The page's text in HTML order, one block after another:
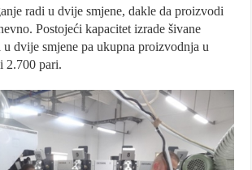
radi u dvije smjene, dakle da proizvodi
Postojeći kapacitet izrade šivane
u dvije smjene pa ukupna proizvodnja u
2.700 pari.